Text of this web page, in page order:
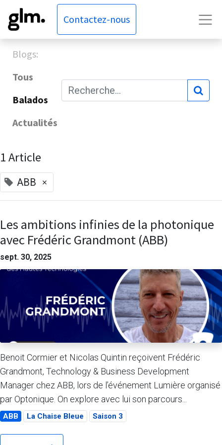
Contactez-nous
Blogs:
Tous
Balados
Actualités
1 Article
ABB ×
Les ambitions infinies de la photonique
avec Frédéric Grandmont (ABB)
sept. 30, 2025
Benoit Cormier et Nicolas Quintin reçoivent Frédéric
Grandmont, Technology & Business Development
Manager chez ABB, lors de l’événement Lumière organisé
par Optonique. On explore avec lui son parcours...
ABB La Chaise Bleue Saison 3